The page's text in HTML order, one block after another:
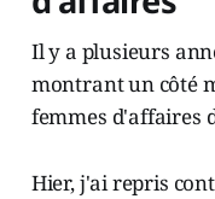
Il y a plusieurs
montrant un côté
femmes d'affaires
Hier, j'ai repris